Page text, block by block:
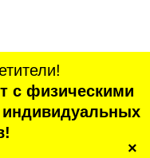
Обороны, 70, корп.
с физическими
×